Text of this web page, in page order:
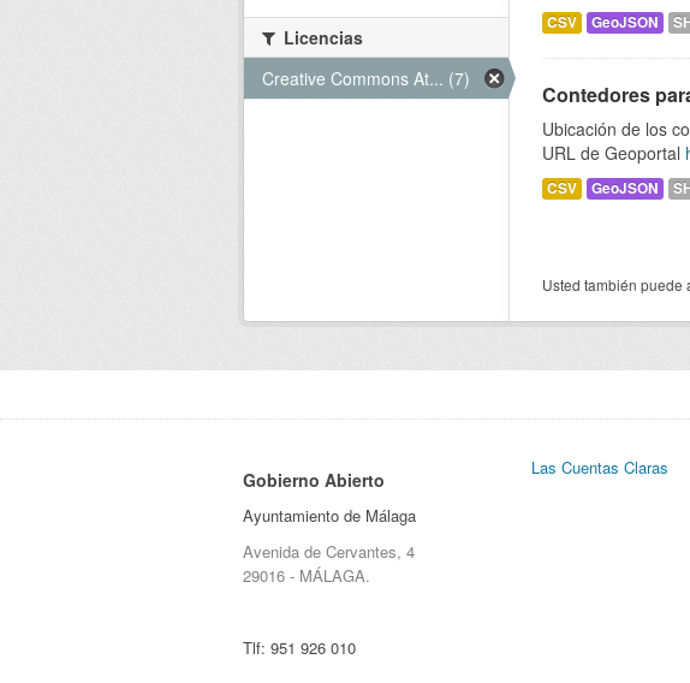
CSV GeoJSON
Contedores
Ubicación de los
URL de Geoportal
CSV GeoJSON
Usted también puede
Licencias
Creative Commons At... (7)
Gobierno Abierto
Ayuntamiento de Málaga
Avenida de Cervantes, 4
29016 - MÁLAGA.
Tlf: 951 926 010
Las Cuentas Claras